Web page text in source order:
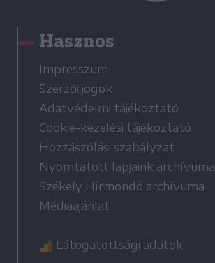
Hasznos
Impresszum
Szerzői jogok
Adatvédelmi tájékoztató
Cookie-kezelési tájékoztató
Hozzászólási szabályzat
Nyomtatott lapjaink archívuma
Székely Hírmondó archívuma
Médiaajánlat
Látogatottsági adatok